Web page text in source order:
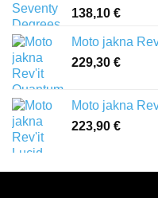
138,10 €
Moto jakna
229,30 €
Moto jakna
223,90 €